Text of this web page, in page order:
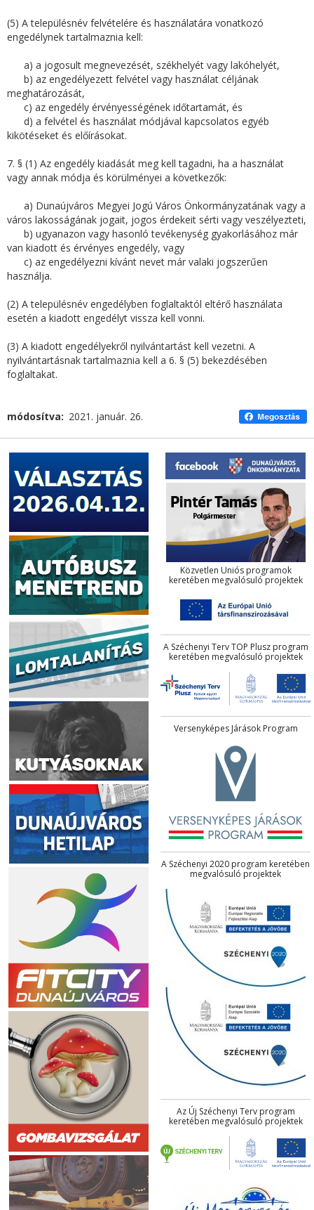
(5) A településnév felvételére és használatára vonatkozó
engedélynek tartalmaznia kell:
a) a jogosult megnevezését, székhelyét vagy lakóhelyét,
b) az engedélyezett felvétel vagy használat céljának
meghatározását,
c) az engedély érvényességének időtartamát, és
d) a felvétel és használat módjával kapcsolatos egyéb
kikötéseket és előírásokat.
7. § (1) Az engedély kiadását meg kell tagadni, ha a használat
vagy annak módja és körülményei a következők:
a) Dunaújváros Megyei Jogú Város Önkormányzatának vagy a
város lakosságának jogait, jogos érdekeit sérti vagy veszélyezteti,
b) ugyanazon vagy hasonló tevékenység gyakorlásához már
van kiadott és érvényes engedély, vagy
c) az engedélyezni kívánt nevet már valaki jogszerűen
használja.
(2) A településnév engedélyben foglaltaktól eltérő használata
esetén a kiadott engedélyt vissza kell vonni.
(3) A kiadott engedélyekről nyilvántartást kell vezetni. A
nyilvántartásnak tartalmaznia kell a 6. § (5) bekezdésében
foglaltakat.
módosítva 2021. január. 26.
Közvetlen Uniós programok
keretében megvalósuló projektek
A Széchenyi Terv TOP Plusz program
keretében megvalósuló projektek
Versenyképes Járások Program
A Széchenyi 2020 program keretében
megvalósuló projektek
Az Új Széchenyi Terv program
keretében megvalósuló projektek